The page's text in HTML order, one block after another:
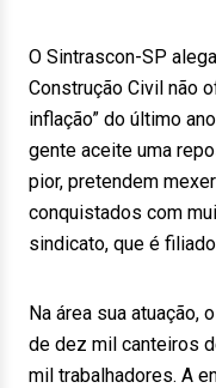
O Sintrascon-SP
Construção Civil não
inflação” do último
gente aceite uma
pior, pretendem
conquistados com
sindicato, que é
Na área sua atuação,
de dez mil canteiros
mil trabalhadores. A